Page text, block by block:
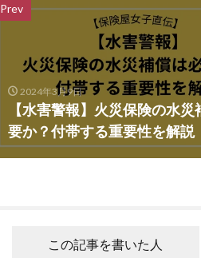
Prev
2024年3月9日
【水害警報】火災保険の水災
要か？付帯する重要性を解説
この記事を書いた人